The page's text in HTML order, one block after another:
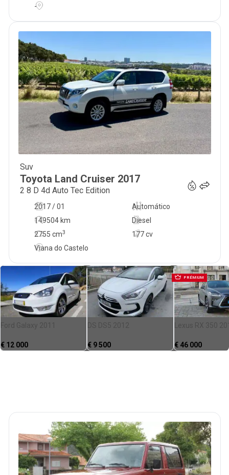
-
Suv
Toyota Land Cruiser 2017
2 8 D 4d Auto Tec Edition
2017 / 01
Automático
149504 km
177 cv
Diesel
2755 cm3
Viana do Castelo
Ford Galaxy 2011
€ 12 000
DS DS5 2012
€ 9 500
PRÉMIUM
Lexus RX 350
€ 46 000